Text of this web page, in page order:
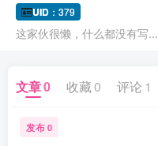
UID ：379
这家伙很懒，什么都没有写...
文章0 收藏 0 评论 1
发布 0